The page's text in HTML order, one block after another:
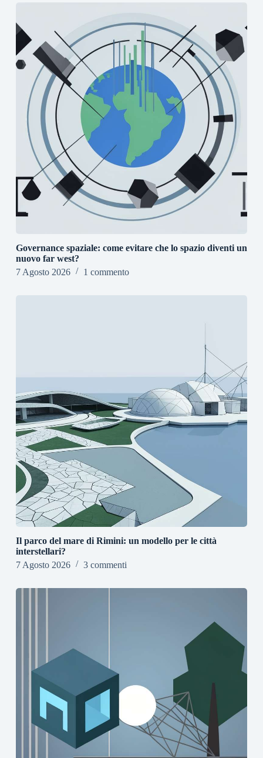
Governance spaziale: come evitare che lo spazio diventi un
nuovo far west?
7 Agosto 2026
1 commento
Il parco del mare di Rimini: un modello per le città
interstellari?
7 Agosto 2026
3 commenti